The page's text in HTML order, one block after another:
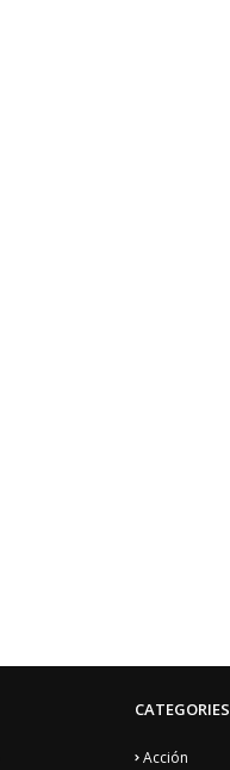
CATEGORIES
Acción